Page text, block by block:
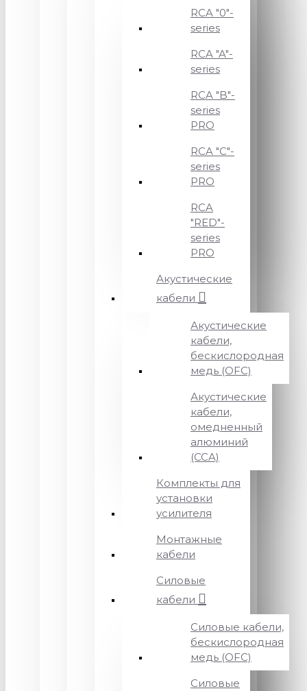
RCA "0"-
series
RCA "A"-
series
RCA "B"-
series
PRO
RCA "C"-
series
PRO
RCA
"RED"-
series
PRO
Акустические
кабели
Акустические
кабели,
бескислородная
медь (OFC)
Акустические
кабели,
омедненный
алюминий
(CCA)
Комплекты для
установки
усилителя
Монтажные
кабели
Силовые
кабели
Силовые кабели,
бескислородная
медь (OFC)
Силовые